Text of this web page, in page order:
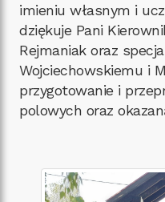
imieniu własnym i
dziękuje Pani
Rejmaniak oraz
Wojciechowskiemu i
przygotowanie i
polowych oraz